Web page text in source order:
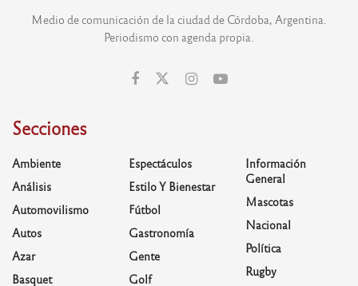
Medio de comunicación de la ciudad de Córdoba, Argentina.
Periodismo con agenda propia.
Secciones
Ambiente
Análisis
Automovilismo
Autos
Azar
Basquet
Espectáculos
Estilo Y Bienestar
Fútbol
Gastronomía
Gente
Golf
Información
General
Mascotas
Nacional
Política
Rugby